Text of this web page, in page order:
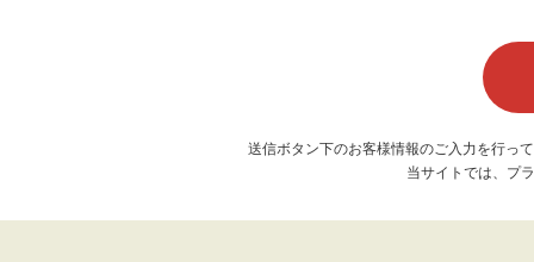
送信ボタン下のお客様情報のご入力を行っ
当サイトでは、プ